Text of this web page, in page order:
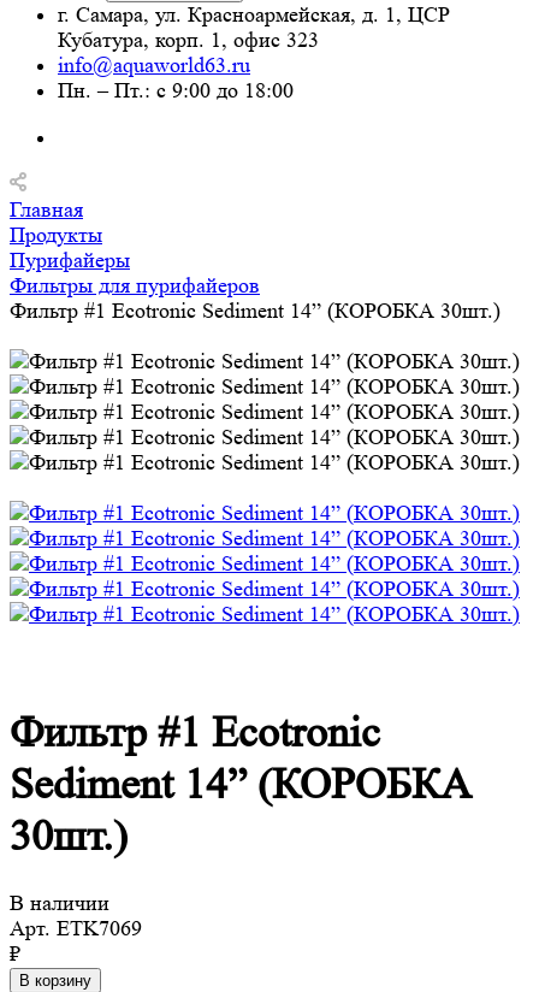
г. Самара, ул. Красноармейская, д. 1, ЦСР
Кубатура, корп. 1, офис 323
info@aquaworld63.ru
Пн. – Пт.: с 9:00 до 18:00
Главная
Продукты
Пурифайеры
Фильтры для пурифайеров
Фильтр #1 Ecotronic Sediment 14” (КОРОБКА 30шт.)
Фильтр #1 Ecotronic
Sediment 14” (КОРОБКА
30шт.)
В наличии
Арт. ETK7069
₽
В корзину